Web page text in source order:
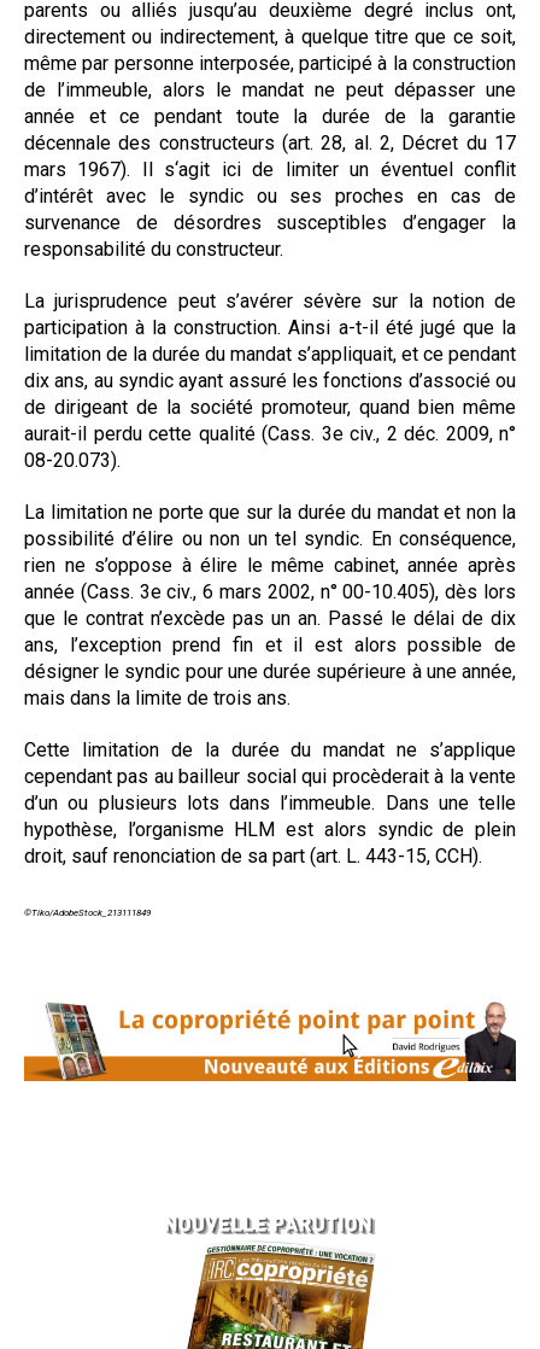
parents ou alliés jusqu’au deuxième degré inclus ont,
directement ou indirectement, à quelque titre que ce soit,
même par personne interposée, participé à la construction
de l’immeuble, alors le mandat ne peut dépasser une
année et ce pendant toute la durée de la garantie
décennale des constructeurs (art. 28, al. 2, Décret du 17
mars 1967). Il s‘agit ici de limiter un éventuel conflit
d’intérêt avec le syndic ou ses proches en cas de
survenance de désordres susceptibles d’engager la
responsabilité du constructeur.
La jurisprudence peut s’avérer sévère sur la notion de
participation à la construction. Ainsi a-t-il été jugé que la
limitation de la durée du mandat s’appliquait, et ce pendant
dix ans, au syndic ayant assuré les fonctions d’associé ou
de dirigeant de la société promoteur, quand bien même
aurait-il perdu cette qualité (Cass. 3e civ., 2 déc. 2009, n°
08-20.073).
La limitation ne porte que sur la durée du mandat et non la
possibilité d’élire ou non un tel syndic. En conséquence,
rien ne s’oppose à élire le même cabinet, année après
année (Cass. 3e civ., 6 mars 2002, n° 00-10.405), dès lors
que le contrat n’excède pas un an. Passé le délai de dix
ans, l’exception prend fin et il est alors possible de
désigner le syndic pour une durée supérieure à une année,
mais dans la limite de trois ans.
Cette limitation de la durée du mandat ne s’applique
cependant pas au bailleur social qui procèderait à la vente
d’un ou plusieurs lots dans l’immeuble. Dans une telle
hypothèse, l’organisme HLM est alors syndic de plein
droit, sauf renonciation de sa part (art. L. 443-15, CCH).
©Tiko/AdobeStock_213111849